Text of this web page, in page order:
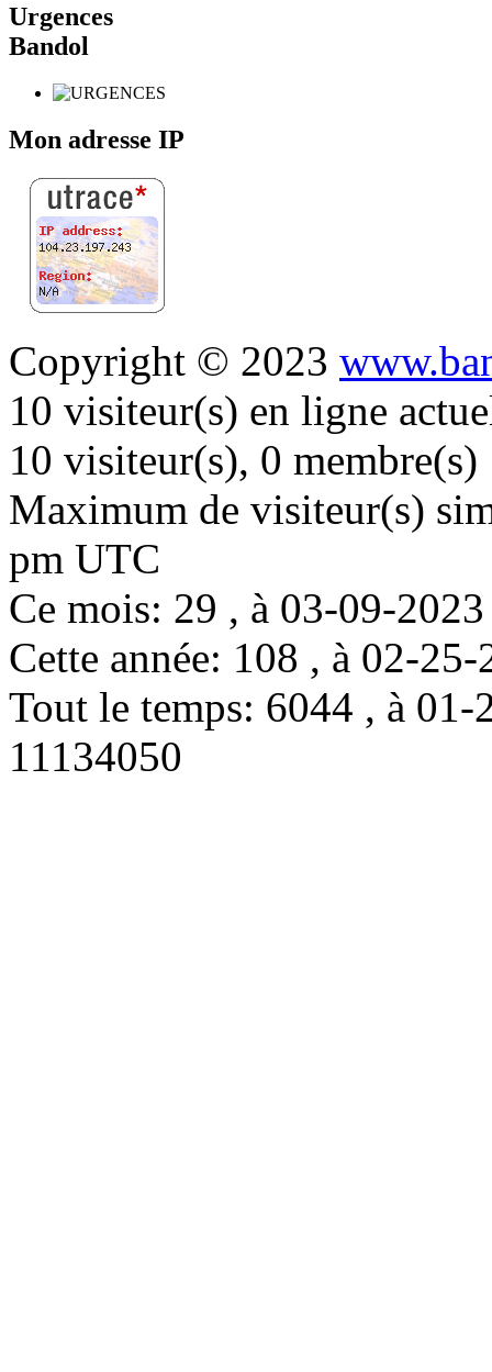
Urgences
Bandol
Mon adresse IP
Copyright © 2023
10 visiteur(s) en ligne
10 visiteur(s), 0 membre(s)
Maximum de visiteur(s)
pm UTC
Ce mois: 29 , à 03-09-
Cette année: 108 , à 02-
Tout le temps: 6044 , à
11134050